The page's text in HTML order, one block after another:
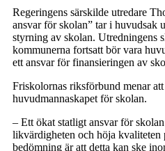
Regeringens särskilde utredare
ansvar för skolan” tar i huvudsak
styrning av skolan. Utredningens
kommunerna fortsatt bör vara
ett ansvar för finansieringen av
Friskolornas riksförbund menar
huvudmannaskapet för skolan.
– Ett ökat statligt ansvar för
likvärdigheten och höja kvaliteten
bedömning är att detta kan ske